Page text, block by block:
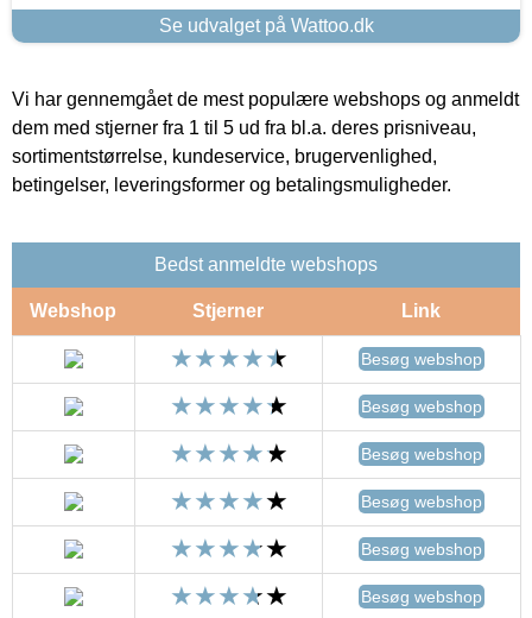
Se udvalget på Wattoo.dk
Vi har gennemgået de mest populære webshops og anmeldt
dem med stjerner fra 1 til 5 ud fra bl.a. deres prisniveau,
sortimentstørrelse, kundeservice, brugervenlighed,
betingelser, leveringsformer og betalingsmuligheder.
Bedst anmeldte webshops
Webshop Stjerner Link
Besøg webshop
Besøg webshop
Besøg webshop
Besøg webshop
Besøg webshop
Besøg webshop